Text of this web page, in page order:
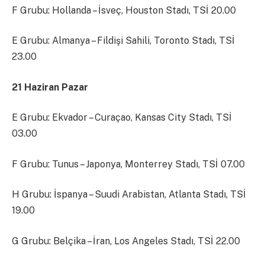
F Grubu: Hollanda – İsveç, Houston Stadı, TSİ 20.00
E Grubu: Almanya – Fildişi Sahili, Toronto Stadı, TSİ
23.00
21 Haziran Pazar
E Grubu: Ekvador – Curaçao, Kansas City Stadı, TSİ
03.00
F Grubu: Tunus – Japonya, Monterrey Stadı, TSİ 07.00
H Grubu: İspanya – Suudi Arabistan, Atlanta Stadı, TSİ
19.00
G Grubu: Belçika – İran, Los Angeles Stadı, TSİ 22.00